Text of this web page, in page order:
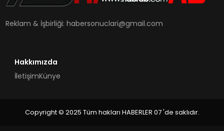
Reklam & İşbirliği:habersonuclari@gmail.com
Hakkımızda
İletişimKünye
Copyright © 2025 Tüm hakları HABERLER 07 'de saklıdır.